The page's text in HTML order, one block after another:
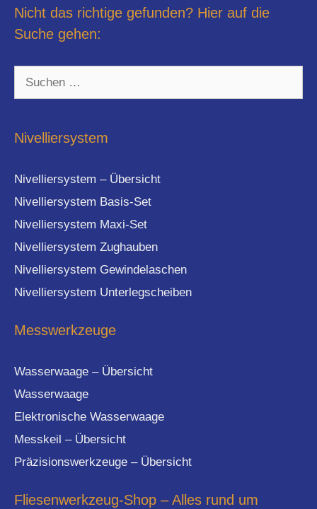
Nicht das richtige gefunden? Hier auf die
Suche gehen:
Suchen
Nivelliersystem
Nivelliersystem – Übersicht
Nivelliersystem Basis-Set
Nivelliersystem Maxi-Set
Nivelliersystem Zughauben
Nivelliersystem Gewindelaschen
Nivelliersystem Unterlegscheiben
Messwerkzeuge
Wasserwaage – Übersicht
Wasserwaage
Elektronische Wasserwaage
Messkeil – Übersicht
Präzisionswerkzeuge – Übersicht
Fliesenwerkzeug-Shop – Alles rund um